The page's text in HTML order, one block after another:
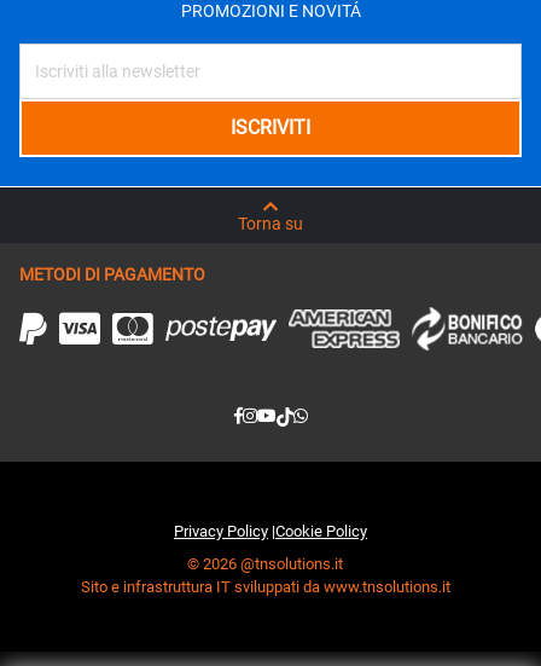
PROMOZIONI E NOVITÁ
Torna su
METODI DI PAGAMENTO
Privacy Policy |Cookie Policy
© 2026 @tnsolutions.it
Sito e infrastruttura IT sviluppati da www.tnsolutions.it